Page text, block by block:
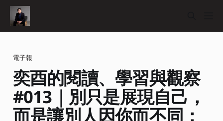
電子報
奕酉的閱讀、學習與觀察
#013｜別只是展現自己，
而是讓別人因你而不同；